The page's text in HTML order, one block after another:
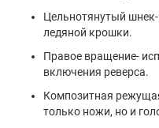
Цельнотянутый
ледяной крошки.
Правое вращение-
включения реверса.
Композитная
только ножи, но и